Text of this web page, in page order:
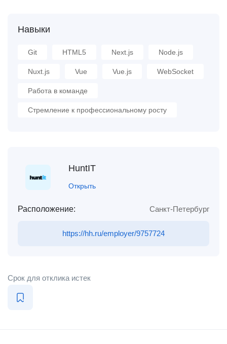
Навыки
Git HTML5 Next.js Node.js
Nuxt.js Vue Vue.js WebSocket
Работа в команде
Стремление к профессиональному росту
HuntIT
Открыть
Расположение: Санкт-Петербург
https://hh.ru/employer/9757724
Срок для отклика истек